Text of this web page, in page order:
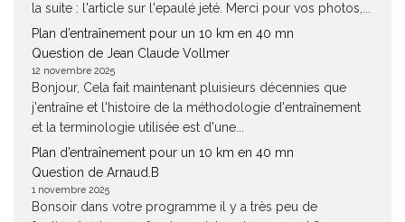
la suite : l'article sur l'epaulé jeté. Merci pour vos photos,...
Plan d’entraînement pour un 10 km en 40 mn
Question de Jean Claude Vollmer
12 novembre 2025
Bonjour, Cela fait maintenant pluisieurs décennies que
j'entraîne et l'histoire de la méthodologie d'entraînement
et la terminologie utilisée est d'une...
Plan d’entraînement pour un 10 km en 40 mn
Question de Arnaud.B
1 novembre 2025
Bonsoir dans votre programme il y a très peu de